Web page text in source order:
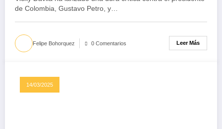
de Colombia, Gustavo Petro, y…
Felipe Bohorquez 0 Comentarios Leer Más
14/03/2025